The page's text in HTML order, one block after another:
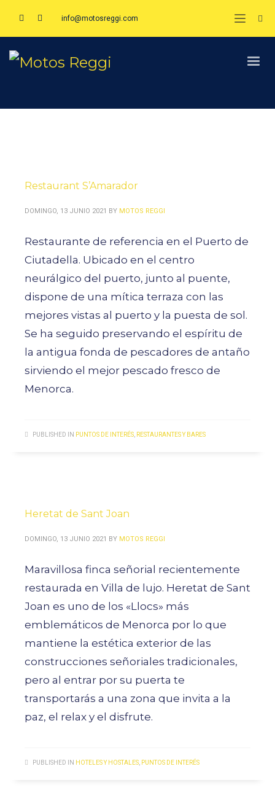
info@motosreggi.com
Restaurant S’Amarador
DOMINGO, 13 JUNIO 2021 BY MOTOS REGGI
Restaurante de referencia en el Puerto de
Ciutadella. Ubicado en el centro
neurálgico del puerto, junto al puente,
dispone de una mítica terraza con las
mejores vistas al puerto y la puesta de sol.
Se ha seguido preservando el espíritu de
la antigua fonda de pescadores de antaño
sirviendo el mejor pescado fresco de
Menorca.
PUBLISHED IN PUNTOS DE INTERÉS RESTAURANTES Y BARES
Heretat de Sant Joan
DOMINGO, 13 JUNIO 2021 BY MOTOS REGGI
Maravillosa finca señorial recientemente
restaurada en Villa de lujo. Heretat de Sant
Joan es uno de los «Llocs» más
emblemáticos de Menorca por lo que
mantiene la estética exterior de las
construcciones señoriales tradicionales,
pero al entrar por su puerta te
transportarás a una zona que invita a la
paz, el relax y el disfrute.
PUBLISHED IN HOTELES Y HOSTALES PUNTOS DE INTERÉS